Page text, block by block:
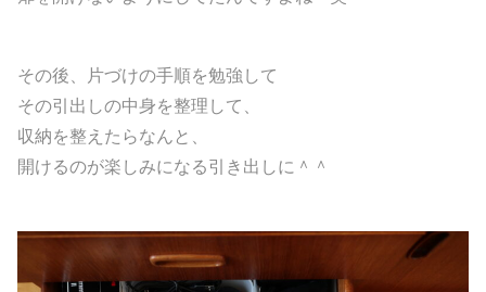
その後、片づけの手順を勉強して
その引出しの中身を整理して、
収納を整えたらなんと、
開けるのが楽しみになる引き出しに＾＾